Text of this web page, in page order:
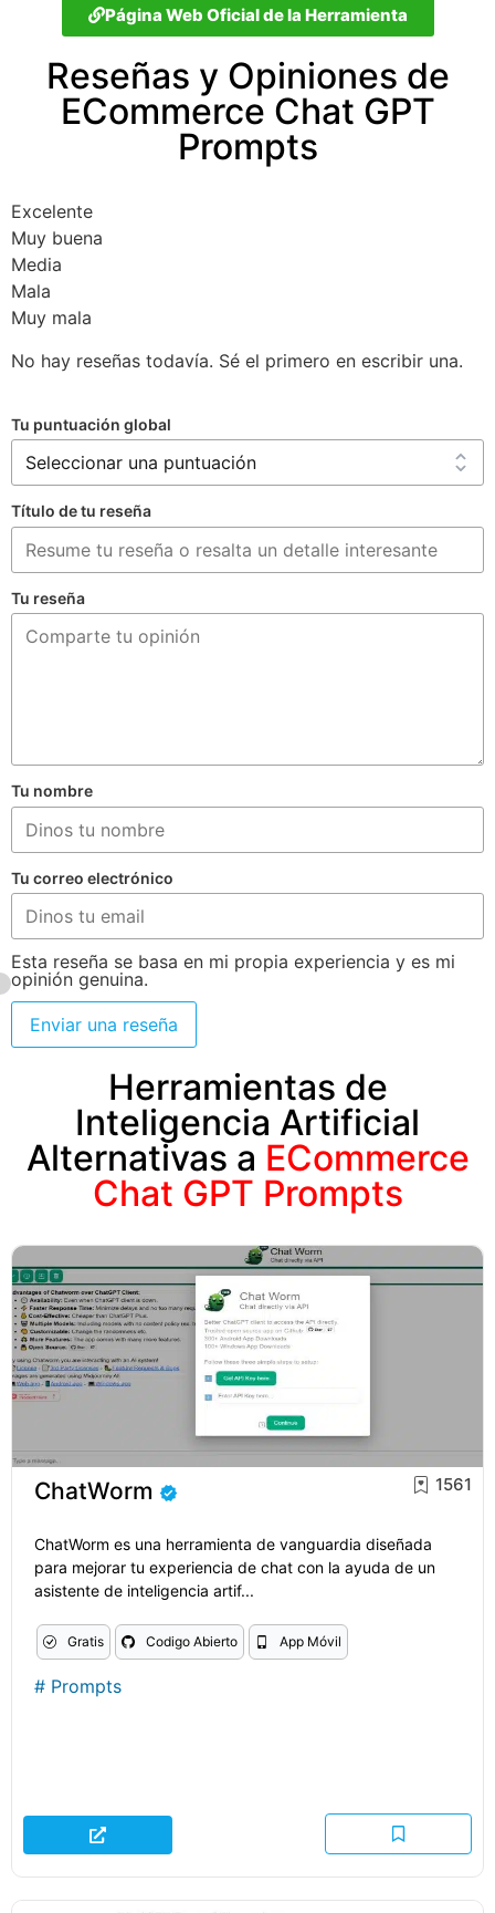
Página Web Oficial de la Herramienta
Reseñas y Opiniones de
ECommerce Chat GPT
Prompts
Excelente
Muy buena
Media
Mala
Muy mala
No hay reseñas todavía. Sé el primero en escribir una.
Tu puntuación global
Título de tu reseña
Tu reseña
Tu nombre
Tu correo electrónico
Esta reseña se basa en mi propia experiencia y es mi
opinión genuina.
Enviar una reseña
Herramientas de
Inteligencia Artificial
Alternativas a ECommerce
Chat GPT Prompts
ChatWorm 1561
ChatWorm es una herramienta de vanguardia diseñada
para mejorar tu experiencia de chat con la ayuda de un
asistente de inteligencia artif...
Gratis Codigo Abierto App Móvil
# Prompts